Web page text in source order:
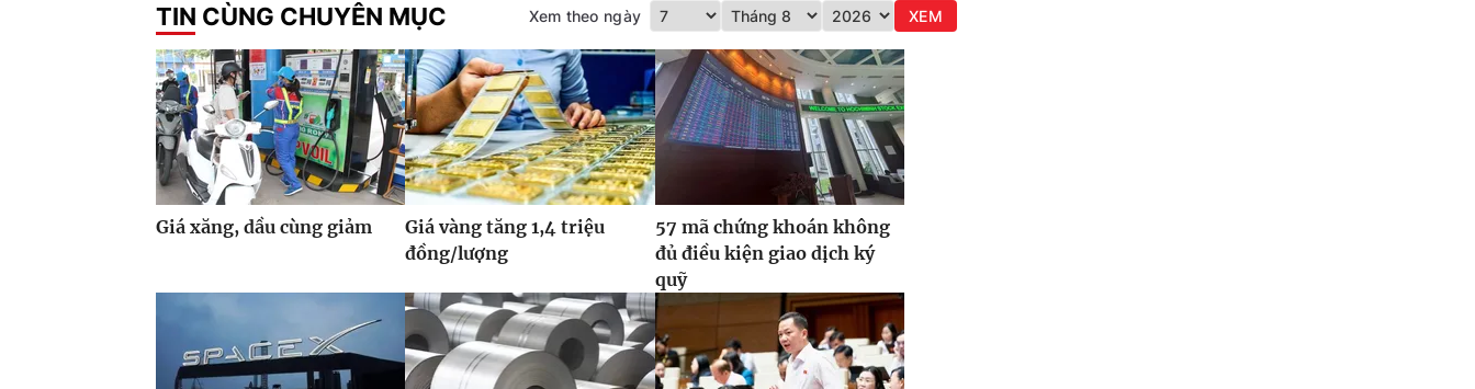
TIN CÙNG CHUYÊN MỤC Xem theo ngày XEM
Giá xăng, dầu cùng giảm
Giá vàng tăng 1,4 triệu
đồng/lượng
57 mã chứng khoán không
đủ điều kiện giao dịch ký
quỹ